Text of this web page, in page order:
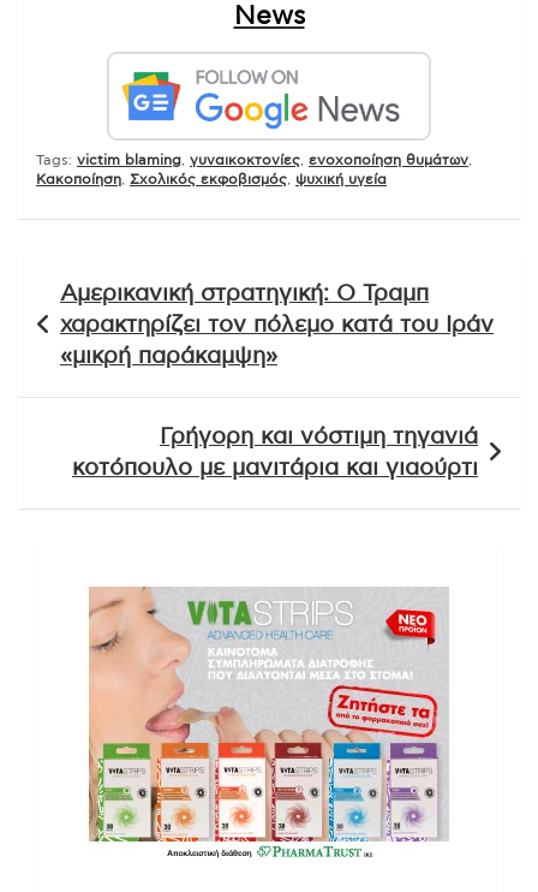
News
Tags: victim blaming γυναικοκτονίες ενοχοποίηση θυμάτων
Κακοποίηση
Σχολικός εκφοβισμός ψυχική υγεία
άρθρων
Αμερικανική στρατηγική: Ο Τραμπ
χαρακτηρίζει τον πόλεμο κατά του Ιράν
«μικρή παράκαμψη»
Γρήγορη και νόστιμη τηγανιά
κοτόπουλο με μανιτάρια και γιαούρτι